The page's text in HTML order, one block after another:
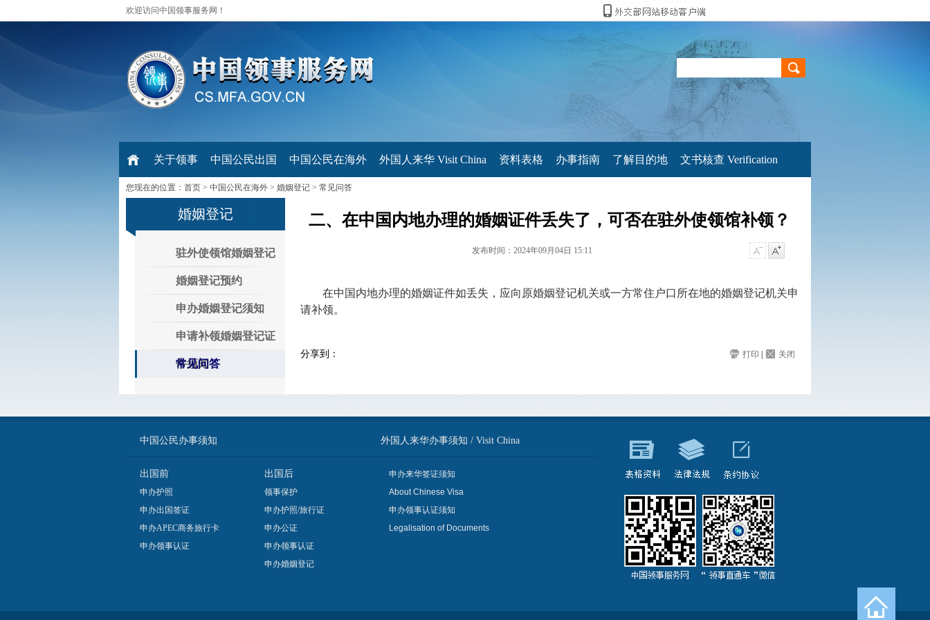
欢迎访问中国领事服务网！
关于领事 中国公民出国 中国公民在海外 外国人来华 Visit China 资料表格 办事指南 了解目的地 文书核查 Verification
您现在的位置： 首页 > 中国公民在海外 > 婚姻登记 > 常见问答
婚姻登记
驻外使领馆婚姻登记
婚姻登记预约
申办婚姻登记须知
申请补领婚姻登记证
件须知
常见问答
二、在中国内地办理的婚姻证件丢失了，可否在驻外使领馆补领？
发布时间：2024年09月04日 15:11
在中国内地办理的婚姻证件如丢失，应向原婚姻登记机关或一方常住户口所在地的婚姻登记机关申
请补领。
分享到： 打印 关闭
中国公民办事须知 外国人来华办事须知 / Visit China
出国前
申办护照
申办出国签证
申办APEC商务旅行卡
申办领事认证
出国后
领事保护
申办护照/旅行证
申办公证
申办领事认证
申办婚姻登记
申办来华签证须知
About Chinese Visa
申办领事认证须知
Legalisation of Documents